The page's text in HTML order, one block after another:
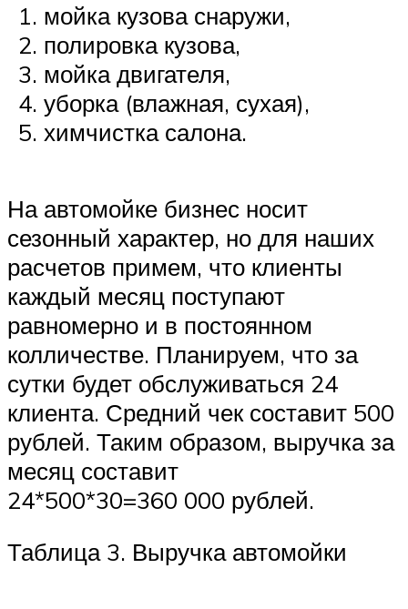
мойка кузова снаружи,
полировка кузова,
мойка двигателя,
уборка (влажная, сухая),
химчистка салона.
На автомойке бизнес носит
сезонный характер, но для наших
расчетов примем, что клиенты
каждый месяц поступают
равномерно и в постоянном
колличестве. Планируем, что за
сутки будет обслуживаться 24
клиента. Средний чек составит 500
рублей. Таким образом, выручка за
месяц составит
24*500*30=360 000 рублей.
Таблица 3. Выручка автомойки